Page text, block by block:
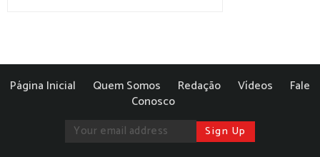
Página Inicial Quem Somos Redação Vídeos
Fale
Conosco